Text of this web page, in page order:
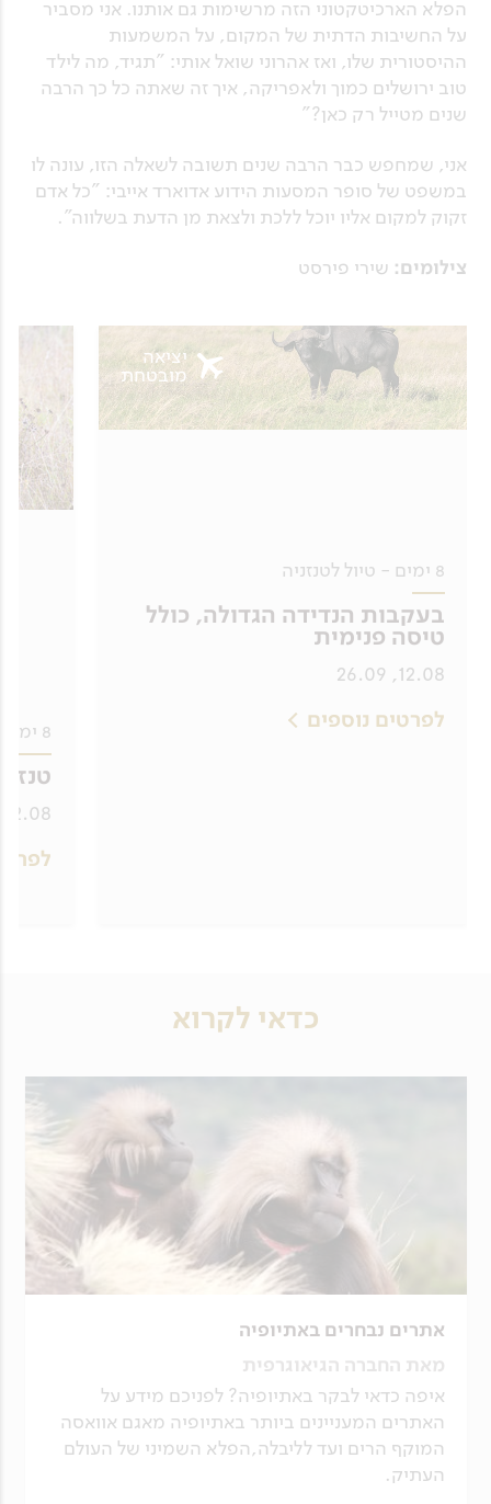
הפלא הארכיטקטוני הזה מרשימות גם אותנו. אני מסביר
על החשיבות הדתית של המקום, על המשמעות
ההיסטורית שלו, ואז אהרוני שואל אותי: "תגיד, מה לילד
טוב ירושלים כמוך ולאפריקה, איך זה שאתה כל כך הרבה
שנים מטייל רק כאן?"
אני, שמחפש כבר הרבה שנים תשובה לשאלה הזו, עונה לו
במשפט של סופר המסעות הידוע אדוארד אייבי: "כל אדם
זקוק למקום אליו יוכל ללכת ולצאת מן הדעת בשלווה".
צילומים: שירי פירסט
8 ימים - טיול לטנזניה
בעקבות הנדידה הגדולה, כולל
טיסה פנימית
12.08, 26.09
לפרטים נוספים
יציאה
מובטחת
8 ימים - טיול לטנזניה
12.08, 26.09
כדאי לקרוא
אתרים נבחרים באתיופיה
מאת החברה הגיאוגרפית
איפה כדאי לבקר באתיופיה? לפניכם מידע על
האתרים המעניינים ביותר באתיופיה מאגם אוואסה
המוקף הרים ועד לליבלה,הפלא השמיני של העולם
העתיק.